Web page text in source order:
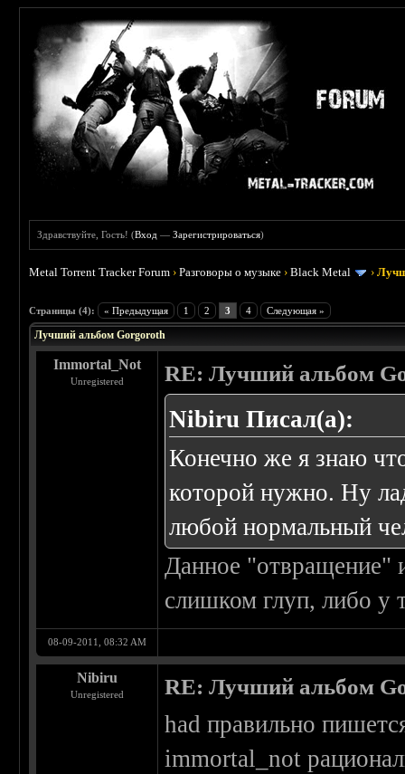
Здравствуйте, Гость! (Вход —Зарегистрироваться)
Metal Torrent Tracker Forum ›Разговоры о музыке ›Black Metal ›
Страницы (4): « Предыдущая 1 2 3 4 Следующая »
Лучший альбом Gorgoroth
Immortal_Not
Unregistered RE: Лучший альбом
Nibiru Писал(а):
Конечно же я знаю
которой нужно. Ну
любой нормальный
Данное "отвращение"
слишком глуп, либо у
08-09-2011, 08:32 AM
Nibiru
Unregistered RE: Лучший альбом
had правильно
immortal_not